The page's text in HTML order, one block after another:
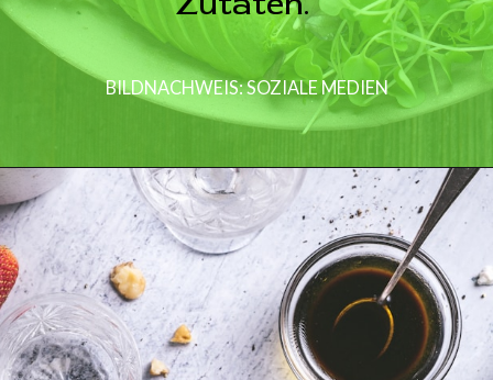
BILDNACHWEIS: SOZIALE MEDIEN